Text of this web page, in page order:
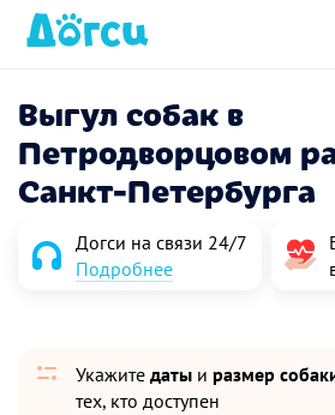
Выгул собак в
Петродворцовом
Санкт-Петербурга
Догси на связи 24/7
Подробнее
Укажите даты и размер
тех, кто доступен